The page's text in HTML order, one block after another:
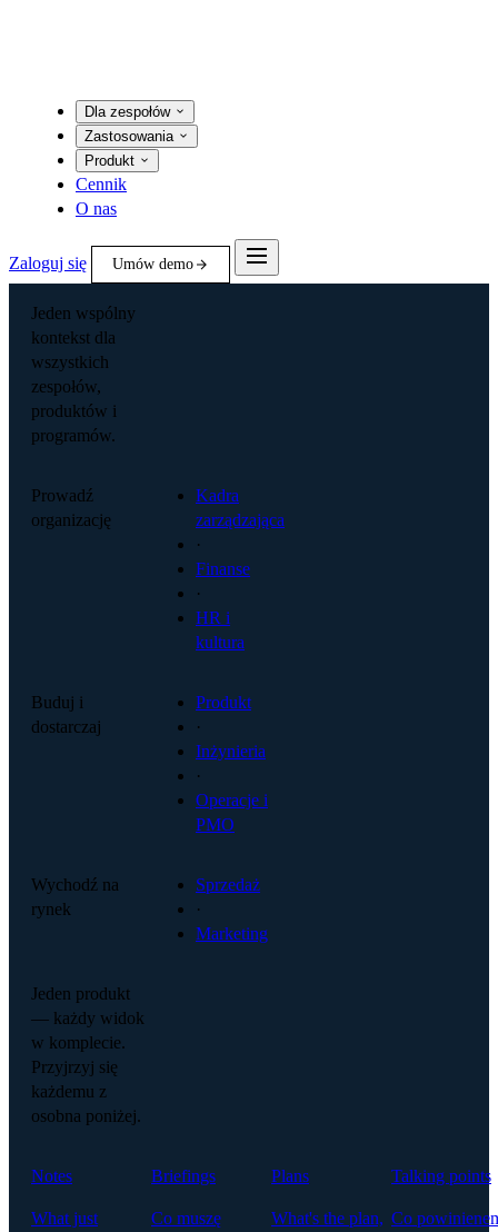
Dla zespołów
Zastosowania
Produkt
Cennik
O nas
Zaloguj się Umów demo
Jeden wspólny
kontekst dla
wszystkich
zespołów,
produktów i
programów.
Prowadź
organizację
Kadra
zarządzająca
·
Finanse
·
HR i
kultura
Buduj i
dostarczaj
Produkt
·
Inżynieria
·
Operacje i
PMO
Wychodź na
rynek
Sprzedaż
·
Marketing
Jeden produkt
— każdy widok
w komplecie.
Przyjrzyj się
każdemu z
osobna poniżej.
Notes
What just
Briefings
Co muszę
Plans
What's the plan,
Talking points
Co